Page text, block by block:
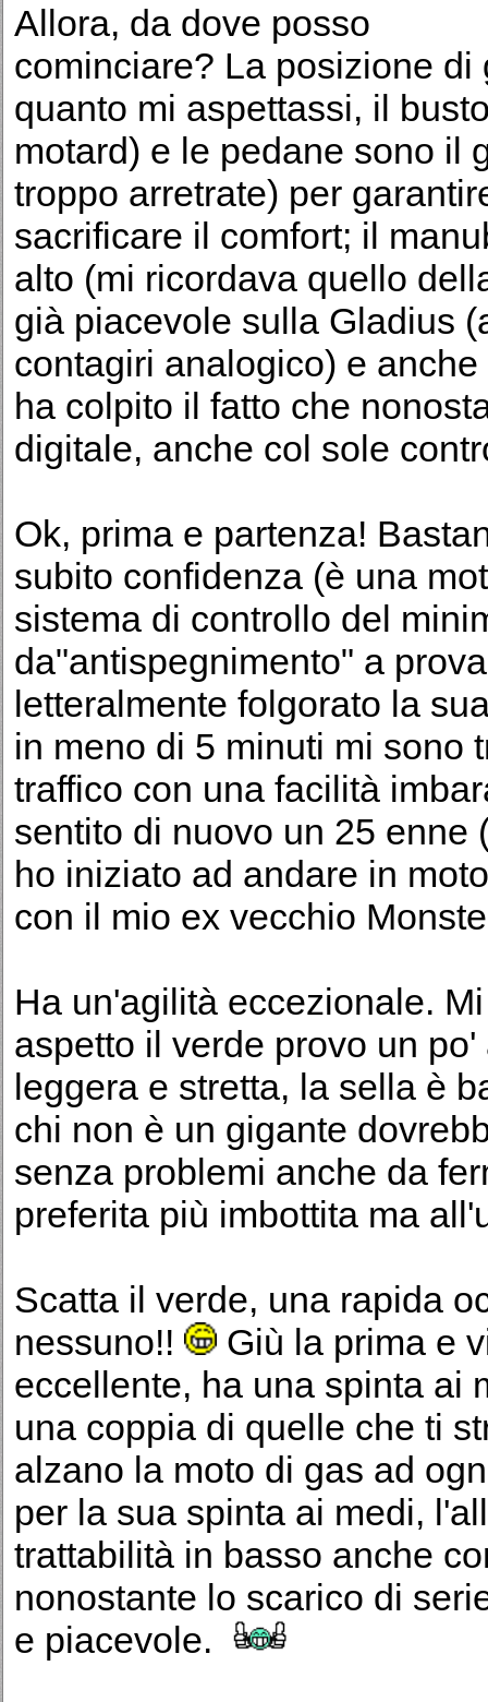
Allora, da dove posso
cominciare? La posizione
quanto mi aspettassi, il
motard) e le pedane sono il
troppo arretrate) per
sacrificare il comfort; il
alto (mi ricordava quello
già piacevole sulla Gladius
contagiri analogico) e
ha colpito il fatto che
digitale, anche col sole
Ok, prima e partenza!
subito confidenza (è una
sistema di controllo del
da"antispegnimento" a
letteralmente folgorato la
in meno di 5 minuti mi sono
traffico con una facilità
sentito di nuovo un 25 enne
ho iniziato ad andare in
con il mio ex vecchio
Ha un'agilità eccezionale.
aspetto il verde provo un
leggera e stretta, la sella è
chi non è un gigante
senza problemi anche da
preferita più imbottita ma
Scatta il verde, una rapida
nessuno!!
Giù la prima e
eccellente, ha una spinta ai
una coppia di quelle che ti
alzano la moto di gas ad
per la sua spinta ai medi,
trattabilità in basso anche
nonostante lo scarico di
e piacevole.